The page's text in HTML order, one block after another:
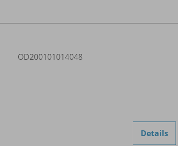
OD200101014048
Details